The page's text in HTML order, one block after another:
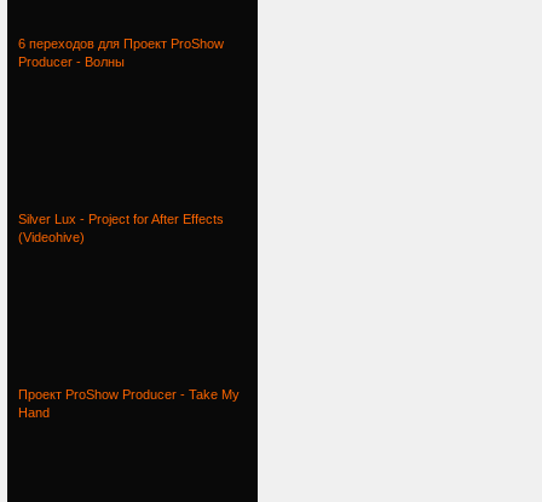
6 переходов для Проект ProShow
Producer - Волны
Silver Lux - Project for After Effects
(Videohive)
Проект ProShow Producer - Take My
Hand